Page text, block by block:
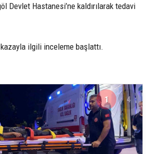
Devlet Hastanesi’ne kaldırılarak tedavi
ilgili inceleme başlattı.
1 4